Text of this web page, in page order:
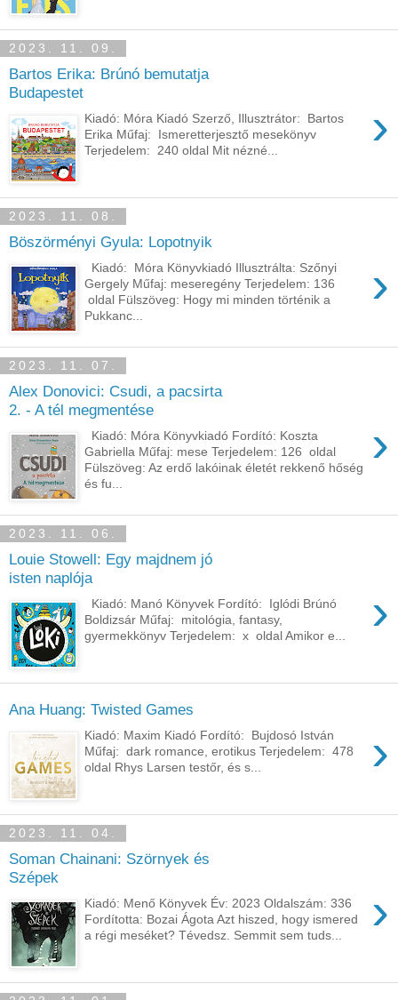
2023. 11. 09.
Bartos Erika: Brúnó bemutatja
Budapestet
›
Kiadó: Móra Kiadó Szerző, Illusztrátor: Bartos
Erika Műfaj: Ismeretterjesztő mesekönyv
Terjedelem: 240 oldal Mit nézné...
2023. 11. 08.
Böszörményi Gyula: Lopotnyik
›
Kiadó: Móra Könyvkiadó Illusztrálta: Szőnyi
Gergely Műfaj: meseregény Terjedelem: 136
oldal Fülszöveg: Hogy mi minden történik a
Pukkanc...
2023. 11. 07.
Alex Donovici: Csudi, a pacsirta
2. - A tél megmentése
›
Kiadó: Móra Könyvkiadó Fordító: Koszta
Gabriella Műfaj: mese Terjedelem: 126 oldal
Fülszöveg: Az erdő lakóinak életét rekkenő hőség
és fu...
2023. 11. 06.
Louie Stowell: Egy majdnem jó
isten naplója
›
Kiadó: Manó Könyvek Fordító: Iglódi Brúnó
Boldizsár Műfaj: mitológia, fantasy,
gyermekkönyv Terjedelem: x oldal Amikor e...
Ana Huang: Twisted Games
›
Kiadó: Maxim Kiadó Fordító: Bujdosó István
Műfaj: dark romance, erotikus Terjedelem: 478
oldal Rhys Larsen testőr, és s...
2023. 11. 04.
Soman Chainani: Szörnyek ​és
Szépek
›
Kiadó: Menő Könyvek Év: 2023 Oldalszám: 336
Fordította: Bozai Ágota Azt hiszed, hogy ismered
a régi meséket? Tévedsz. Semmit sem tuds...